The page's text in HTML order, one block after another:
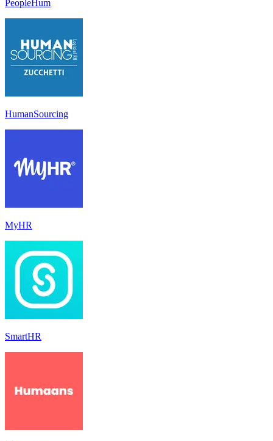
PeopleHum
HumanSourcing
MyHR
SmartHR